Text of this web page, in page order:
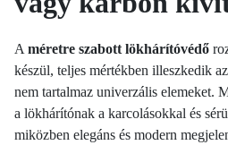
A méretre szabott lökhárítóvédő
készül, teljes mértékben illeszkedik
nem tartalmaz univerzális elemeket.
a lökhárítónak a karcolásokkal és
miközben elegáns és modern